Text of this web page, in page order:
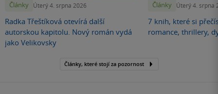
Články Úterý 4. srpna 2026
Radka Třeštíková otevírá další
autorskou kapitolu. Nový román vydá
jako Velikovsky
Články Úterý 4. srpna
7 knih, které si
romance, thrillery,
Články, které stojí za pozornost